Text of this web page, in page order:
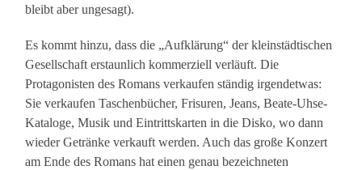
bleibt aber ungesagt).
Es kommt hinzu, dass die „Aufklärung“ der kleinstädtischen
Gesellschaft erstaunlich kommerziell verläuft. Die
Protagonisten des Romans verkaufen ständig irgendetwas:
Sie verkaufen Taschenbücher, Frisuren, Jeans, Beate-Uhse-
Kataloge, Musik und Eintrittskarten in die Disko, wo dann
wieder Getränke verkauft werden. Auch das große Konzert
am Ende des Romans hat einen genau bezeichneten